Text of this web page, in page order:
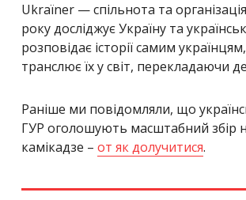
Ukraїner — спільнота та
року досліджує Україну та
розповідає історії самим
транслює їх у світ, перекладаючи
Раніше ми повідомляли, що
ГУР оголошують масштабний збір
камікадзе – от як долучитися.